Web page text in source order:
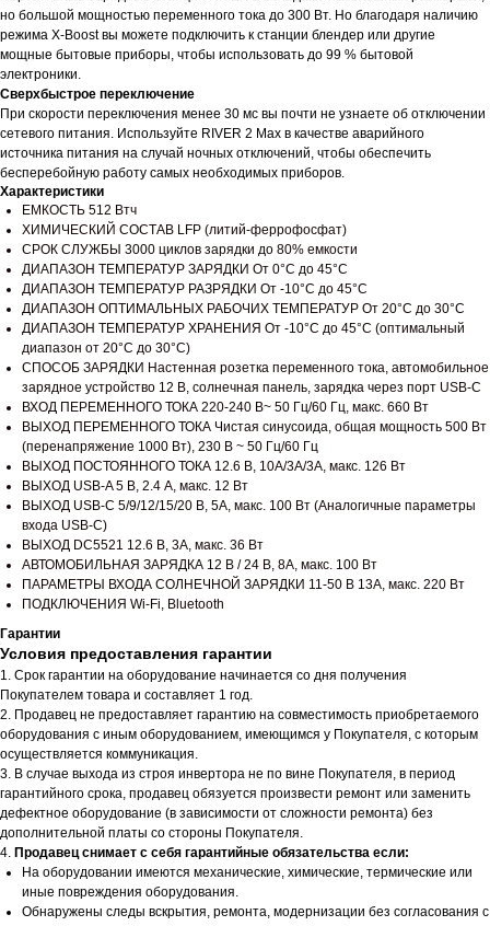
но большой мощностью переменного тока до 300 Вт. Но благодаря наличию
режима X-Boost вы можете подключить к станции блендер или другие
мощные бытовые приборы, чтобы использовать до 99 % бытовой
электроники.
Сверхбыстрое переключение
При скорости переключения менее 30 мс вы почти не узнаете об отключении
сетевого питания. Используйте RIVER 2 Max в качестве аварийного
источника питания на случай ночных отключений, чтобы обеспечить
бесперебойную работу самых необходимых приборов.
Характеристики
ЕМКОСТЬ 512 Втч
ХИМИЧЕСКИЙ СОСТАВ LFP (литий-феррофосфат)
СРОК СЛУЖБЫ 3000 циклов зарядки до 80% емкости
ДИАПАЗОН ТЕМПЕРАТУР ЗАРЯДКИ От 0°C до 45°C
ДИАПАЗОН ТЕМПЕРАТУР РАЗРЯДКИ От -10°C до 45°C
ДИАПАЗОН ОПТИМАЛЬНЫХ РАБОЧИХ ТЕМПЕРАТУР От 20°C до 30°C
ДИАПАЗОН ТЕМПЕРАТУР ХРАНЕНИЯ От -10°C до 45°C (оптимальный
диапазон от 20°C до 30°C)
СПОСОБ ЗАРЯДКИ Настенная розетка переменного тока, автомобильное
зарядное устройство 12 В, солнечная панель, зарядка через порт USB-C
ВХОД ПЕРЕМЕННОГО ТОКА 220-240 В~ 50 Гц/60 Гц, макс. 660 Вт
ВЫХОД ПЕРЕМЕННОГО ТОКА Чистая синусоида, общая мощность 500 Вт
(перенапряжение 1000 Вт), 230 В ~ 50 Гц/60 Гц
ВЫХОД ПОСТОЯННОГО ТОКА 12.6 В, 10A/3A/3A, макс. 126 Вт
ВЫХОД USB-A 5 В, 2.4 А, макс. 12 Вт
ВЫХОД USB-C 5/9/12/15/20 В, 5A, макс. 100 Вт (Аналогичные параметры
входа USB-C)
ВЫХОД DC5521 12.6 В, 3A, макс. 36 Вт
АВТОМОБИЛЬНАЯ ЗАРЯДКА 12 В / 24 В, 8A, макс. 100 Вт
ПАРАМЕТРЫ ВХОДА СОЛНЕЧНОЙ ЗАРЯДКИ 11-50 В 13A, макс. 220 Вт
ПОДКЛЮЧЕНИЯ Wi-Fi, Bluetooth
Гарантии
Условия предоставления гарантии
1. Срок гарантии на оборудование начинается со дня получения
Покупателем товара и составляет 1 год.
2. Продавец не предоставляет гарантию на совместимость приобретаемого
оборудования с иным оборудованием, имеющимся у Покупателя, с которым
осуществляется коммуникация.
3. В случае выхода из строя инвертора не по вине Покупателя, в период
гарантийного срока, продавец обязуется произвести ремонт или заменить
дефектное оборудование (в зависимости от сложности ремонта) без
дополнительной платы со стороны Покупателя.
4. Продавец снимает с себя гарантийные обязательства если:
На оборудовании имеются механические, химические, термические или
иные повреждения оборудования.
Обнаружены следы вскрытия, ремонта, модернизации без согласования с